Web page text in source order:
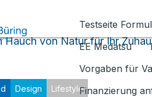
Testseite
EE Medatsu
Vorgaben für
Finanzierung
Hauch von Natur für Ihr
Design Lifestyle